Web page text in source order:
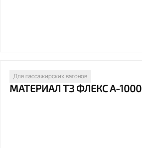
Для пассажирских вагонов
МАТЕРИАЛ Т3 ФЛЕКС А-1000